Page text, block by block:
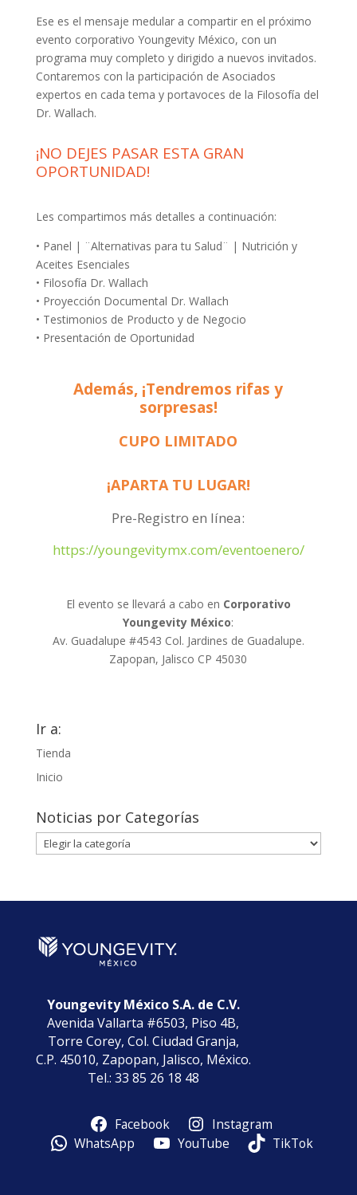
Ese es el mensaje medular a compartir en el próximo
evento corporativo Youngevity México, con un
programa muy completo y dirigido a nuevos invitados.
Contaremos con la participación de Asociados
expertos en cada tema y portavoces de la Filosofía del
Dr. Wallach.
¡NO DEJES PASAR ESTA GRAN
OPORTUNIDAD!
Les compartimos más detalles a continuación:
• Panel | ¨Alternativas para tu Salud¨ | Nutrición y
Aceites Esenciales
• Filosofía Dr. Wallach
• Proyección Documental Dr. Wallach
• Testimonios de Producto y de Negocio
• Presentación de Oportunidad
Además, ¡Tendremos rifas y
sorpresas!
CUPO LIMITADO
¡APARTA TU LUGAR!
Pre-Registro en línea:
https://youngevitymx.com/eventoenero/
El evento se llevará a cabo en Corporativo
Youngevity México:
Av. Guadalupe #4543 Col. Jardines de Guadalupe.
Zapopan, Jalisco CP 45030
Ir a:
Tienda
Inicio
Noticias por Categorías
Noticias
por
Youngevity México S.A. de C.V.
Avenida Vallarta #6503, Piso 4B,
Torre Corey, Col. Ciudad Granja,
C.P. 45010, Zapopan, Jalisco, México.
Tel.: 33 85 26 18 48
Facebook
Instagram
WhatsApp
YouTube TikTok